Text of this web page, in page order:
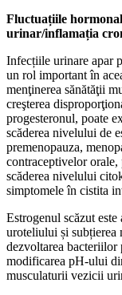
Fluctuațiile
urinar/inflamația
Infecțiile urinare apar
un rol important în
menţinerea sănătăţii
creşterea
progesteronul, poate
scăderea nivelului de
premenopauza,
contraceptivelor
scăderea nivelului
simptomele în cistita
Estrogenul scăzut este
uroteliului și subțierea
dezvoltarea bacteriilor
modificarea pH-ului
musculaturii vezicii